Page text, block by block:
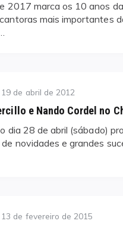
2017 marca os 10 anos
mais importantes
Posted
19 de abril de 2012
e Nando Cordel no
dia 28 de abril (sábado)
novidades e grandes
Posted
13 de fevereiro de 2015